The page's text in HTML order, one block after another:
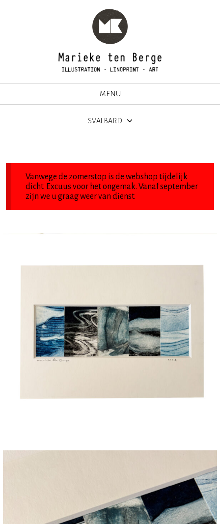
MENU
SVALBARD
Vanwege de zomerstop is de webshop tijdelijk
dicht. Excuus voor het ongemak. Vanaf september
zijn we u graag weer van dienst.